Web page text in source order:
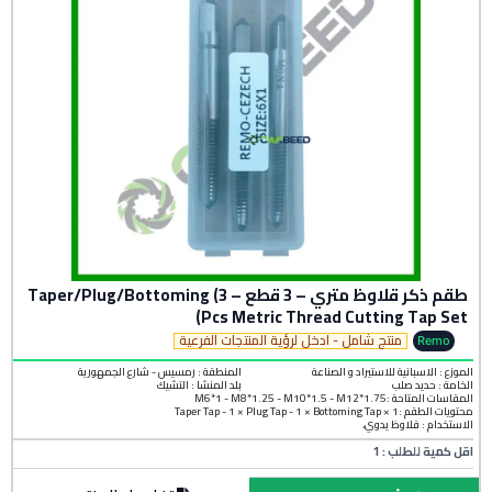
طقم ذكر قلاوظ متري – 3 قطع – Taper/Plug/Bottoming (3
Pcs Metric Thread Cutting Tap Set)
Remo منتج شامل - ادخل لرؤية المنتجات الفرعية
الموزع : الاسبانية للاستيراد و الصناعة
الخامة : حديد صلب
المنطقة : رمسيس - شارع الجمهورية
بلد المنشأ :التشيك
المقاسات المتاحة :M6*1 - M8*1.25 - M10*1.5 - M12*1.75
محتويات الطقم :1 × Taper Tap - 1 × Plug Tap - 1 × Bottoming Tap
الاستخدام : قلاوظ يدوي،
اقل كمية للطلب : 1